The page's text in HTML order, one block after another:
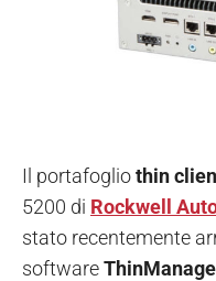
Il portafogliothin
5200 di Rockwell
stato recentemente
software